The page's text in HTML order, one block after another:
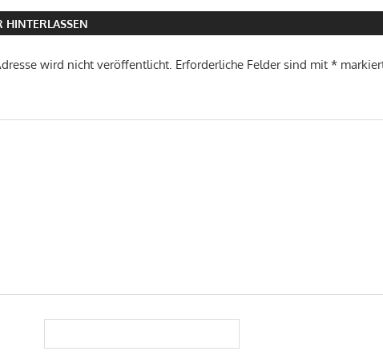
HINTERLASSEN
wird nicht veröffentlicht. Erforderliche Felder sind mit*